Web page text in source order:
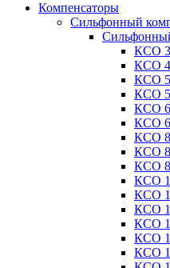
Компенсаторы
Сильфонный
КСО
КСО
КСО
КСО
КСО
КСО
КСО
КСО
КСО
КСО
КСО
КСО
КСО
КСО
КСО